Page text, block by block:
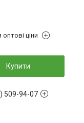
ціни
Купити
509-94-07